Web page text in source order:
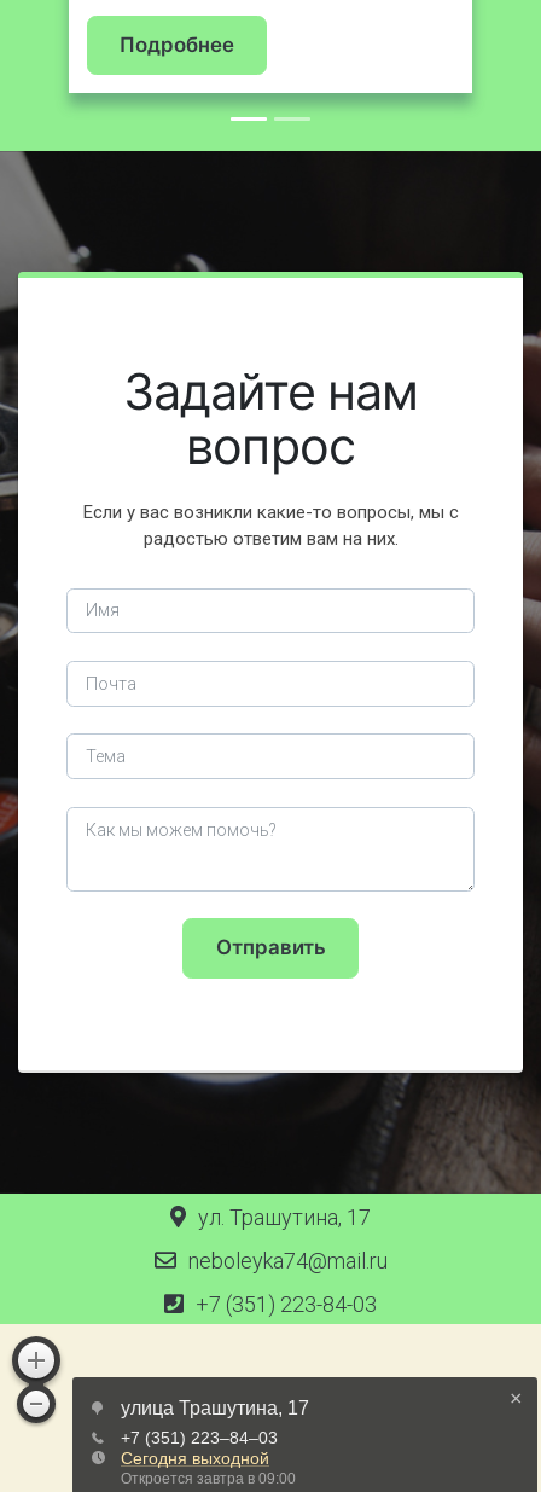
Подробнее
Задайте нам
вопрос
Если у вас возникли какие-то вопросы, мы с
радостью ответим вам на них.
Отправить
ул. Трашутина, 17
neboleyka74@mail.ru
+7 (351) 223-84-03